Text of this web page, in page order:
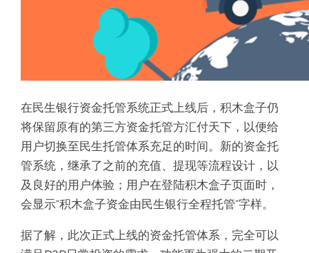
在民生银行资金托管系统正式上线后，积木盒子仍
将保留原有的第三方资金托管方汇付天下，以便给
用户切换至民生托管体系充足的时间。新的资金托
管系统，继承了之前的充值、提现等流程设计，以
及良好的用户体验；用户在登陆积木盒子页面时，
会显示“积木盒子资金由民生银行全程托管”字样。
据了解，此次正式上线的资金托管体系，完全可以